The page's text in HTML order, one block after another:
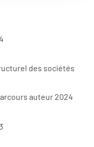
des sociétés
auteur 2024